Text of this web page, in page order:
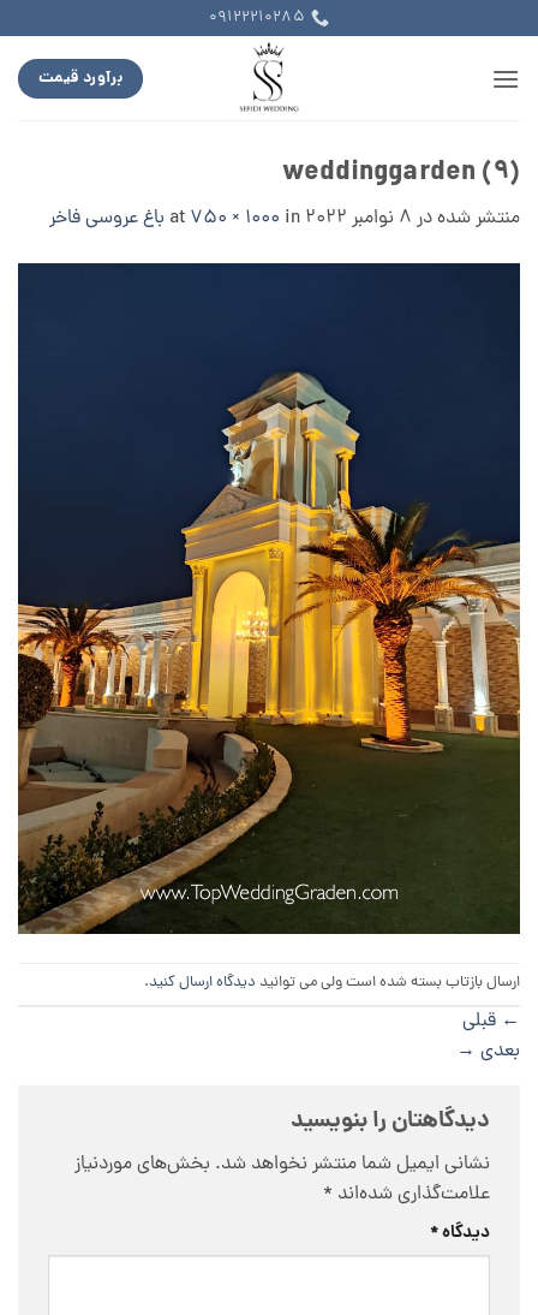
to
content
09122210285
برآورد قیمت
weddinggarden (9)
منتشر شده در 8 نوامبر 2022 750 × 1000 in باغ عروسی فاخر
ارسال بازتاب بسته شده است ولی می توانید دیدگاه ارسال کنید.
← قبلی
بعدی →
دیدگاهتان را بنویسید
نشانی ایمیل شما منتشر نخواهد شد. بخش‌های موردنیاز
علامت‌گذاری شده‌اند *
دیدگاه*